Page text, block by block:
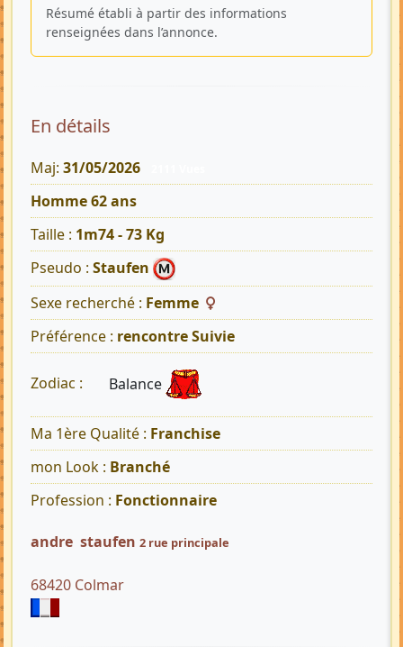
Résumé établi à partir des informations
renseignées dans l’annonce.
En détails
Maj: 31/05/2026
Homme 62 ans
Taille : 1m74 - 73 Kg
Pseudo : Staufen
Sexe recherché : Femme
Préférence : rencontre Suivie
Zodiac : Balance
Ma 1ère Qualité : Franchise
mon Look : Branché
Profession : Fonctionnaire
andre staufen 2 rue principale
68420 Colmar